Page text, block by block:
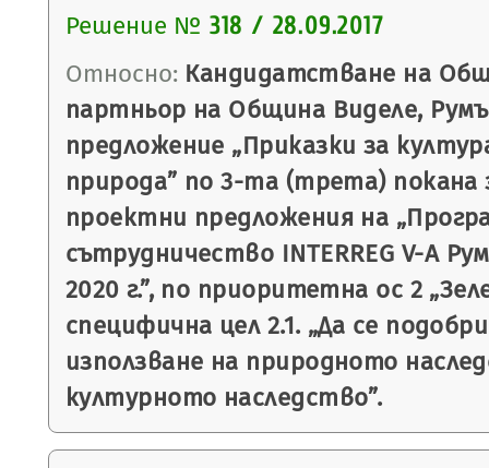
Решение № 318 / 28.09.2017
Относно: Кандидатстване на
партньор на Община Виделе,
предложение „Приказки за
природа” по 3-та (трета) покана
проектни предложения на
сътрудничество INTERREG V-А
2020 г.”, по приоритетна ос 2
специфична цел 2.1. „Да се
използване на природното
културното наследство”.